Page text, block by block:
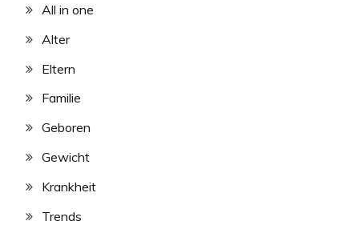
All in one
Alter
Eltern
Familie
Geboren
Gewicht
Krankheit
Trends